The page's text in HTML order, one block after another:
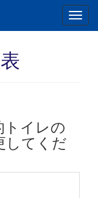
トイレの
してくだ